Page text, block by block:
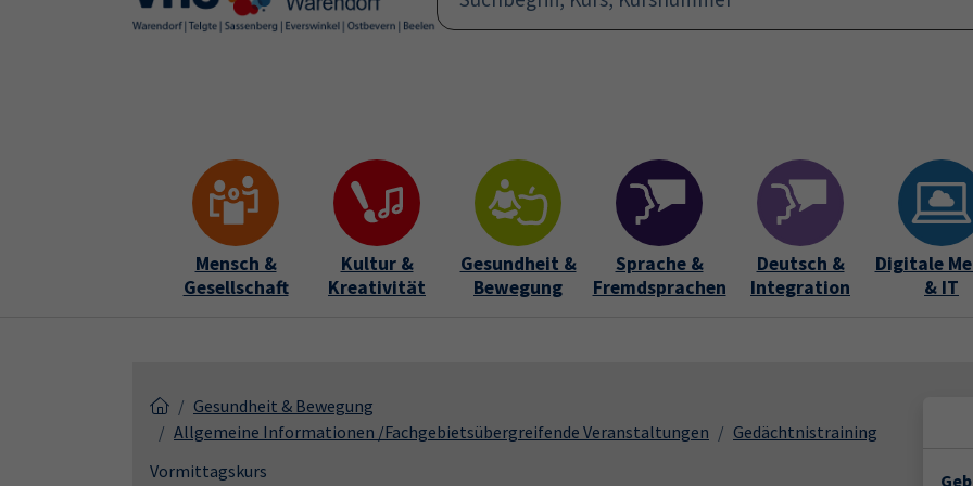
Skip to main content
Skip to page footer
Mensch &
Gesellschaft
Kultur &
Kreativität
Gesundheit &
Bewegung
Sprache &
Fremdsprachen
Deutsch &
Integration
Digitale
& IT
Gesundheit & Bewegung
Allgemeine Informationen /Fachgebietsübergreifende Veranstaltungen
Gedächtnistraining
Vormittagskurs